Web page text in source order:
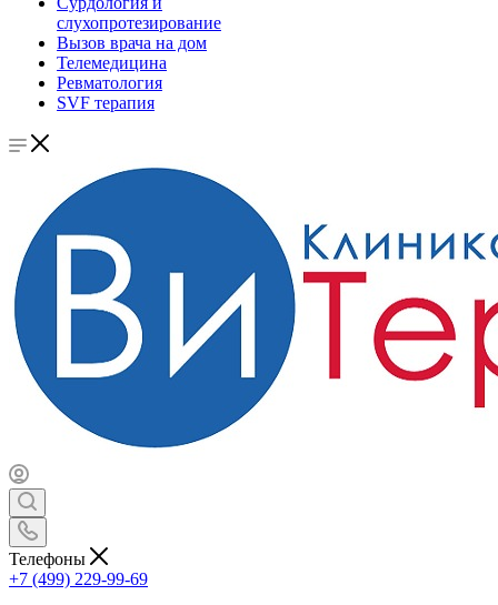
слухопротезирование
Вызов врача на дом
Телемедицина
Ревматология
SVF терапия
Телефоны
+7 (499) 229-99-69